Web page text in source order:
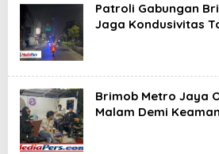
Patroli Gabungan
Jaga Kondusivitas
Brimob Metro Jaya
Malam Demi